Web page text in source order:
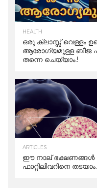
HEALTH
ഒരു ക്ലാസ്സ് വെള്ളം
ആരോഗ്യമുള്ള ബീജ
തന്നെ ചെയ്യാം.!
ARTICLES
ഈ നാല് ഭക്ഷണങ്ങൾ
ഫാറ്റിലിവറിനെ